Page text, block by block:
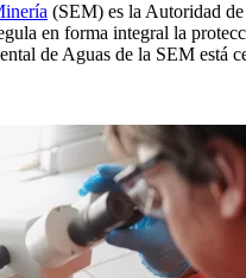
(SEM) es la Autoridad
en forma integral la
de Aguas de la SEM está